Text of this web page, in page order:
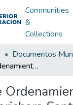
Communities
&
Collections
Documentos
Esquema de Ordenamiento Territorial Barichara Santander 1999: EOT Barichara Santander 1999